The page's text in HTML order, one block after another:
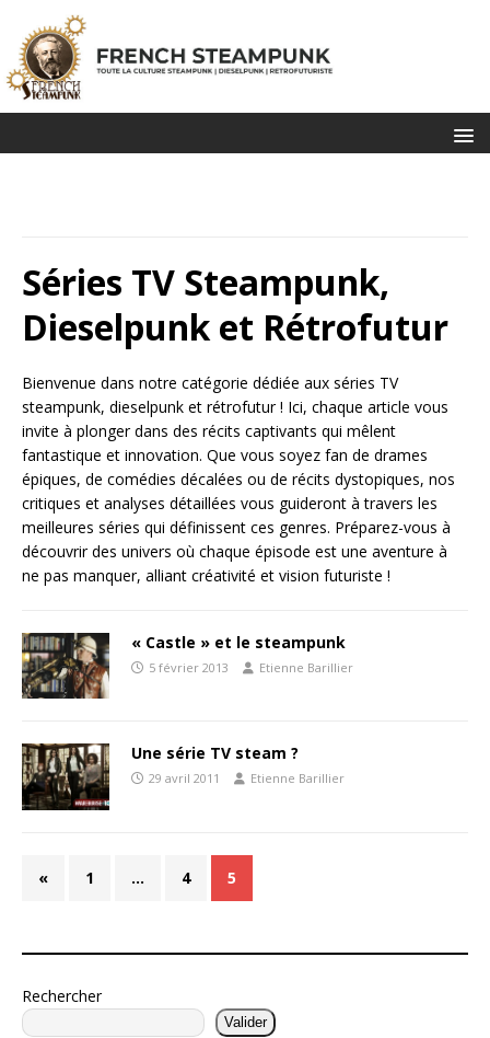
Séries TV Steampunk,
Dieselpunk et Rétrofutur
Bienvenue dans notre catégorie dédiée aux séries TV
steampunk, dieselpunk et rétrofutur ! Ici, chaque article vous
invite à plonger dans des récits captivants qui mêlent
fantastique et innovation. Que vous soyez fan de drames
épiques, de comédies décalées ou de récits dystopiques, nos
critiques et analyses détaillées vous guideront à travers les
meilleures séries qui définissent ces genres. Préparez-vous à
découvrir des univers où chaque épisode est une aventure à
ne pas manquer, alliant créativité et vision futuriste !
« Castle » et le steampunk
5 février 2013 Etienne Barillier
Une série TV steam ?
29 avril 2011 Etienne Barillier
« 1 … 4 5
Rechercher
Valider